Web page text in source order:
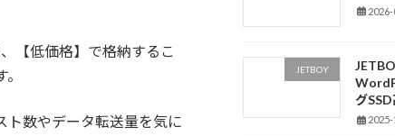
【低価格】で格納するこ
ト数やデータ転送量を気に
JETBOY
グ
2025-